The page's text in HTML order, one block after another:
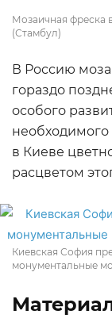
Мозаичная фреска
(Стамбул)
В Россию
гораздо
особого
необходимого
в Киеве
расцветом
Киевская София
монументальные